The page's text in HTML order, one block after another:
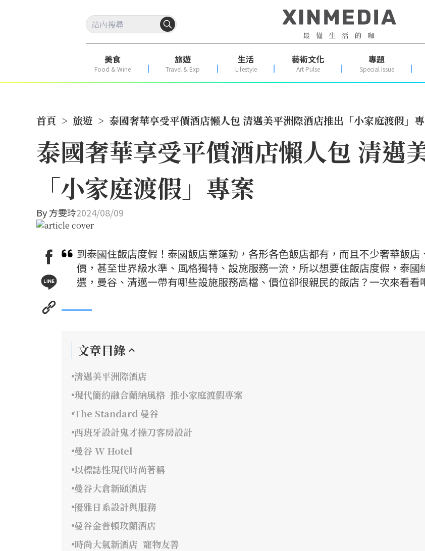
美食
Food & Wine
旅遊
Travel & Exp
生活
Lifestyle
藝術文化
Art Pulse
專題
Special Issue
首頁 > 旅遊 > 泰國奢華享受平價酒店懶人包 清邁美平洲際酒店推出「小家庭渡假」
泰國奢華享受平價酒店懶人包 清邁
「小家庭渡假」專案
By方雯玲2024/08/09
到泰國住飯店度假！泰國飯店業蓬勃，各形各色飯店都有，而且不少奢華飯店
價，甚至世界級水準、風格獨特、設施服務一流，所以想要住飯店度假，泰國
選，曼谷、清邁一帶有哪些設施服務高檔、價位卻很親民的飯店？一次來看看
文章目錄
清邁美平洲際酒店
現代簡約融合蘭納風格 推小家庭渡假專案
The Standard 曼谷
西班牙設計鬼才操刀客房設計
曼谷 W Hotel
以標誌性現代時尚著稱
曼谷大倉新頤酒店
優雅日系設計與服務
曼谷金普頓玫蘭酒店
時尚大氣新酒店 寵物友善